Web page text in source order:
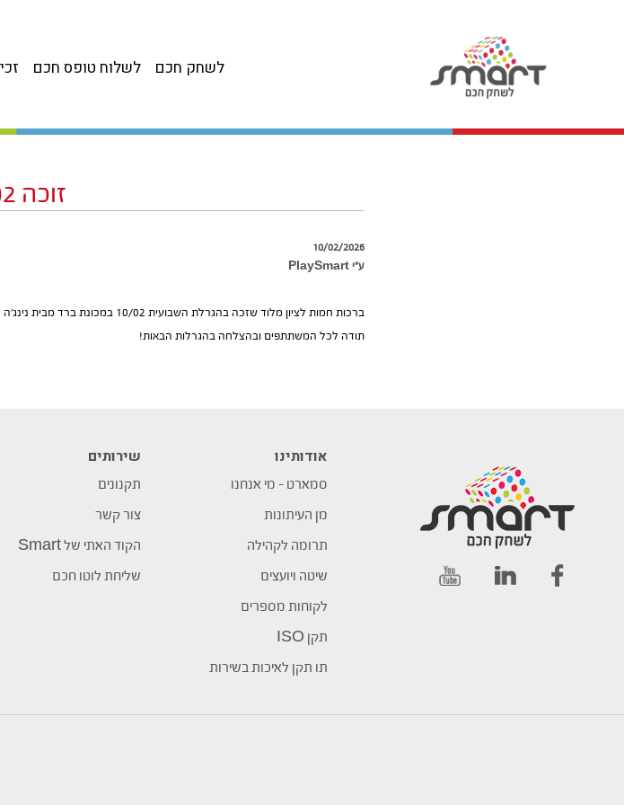
לשלוח טופס חכם לשחק חכם
זוכה 10/02
10/02/2026
ע״י PlaySmart
ברכות חמות לציון מלוד שזכה בהגרלת השבועית 10/02 במכונת ברד מבית נינג’ה !
תודה לכל המשתתפים ובהצלחה בהגרלות הבאות!
אודותינו
סמארט – מי אנחנו
מן העיתונות
תרומה לקהילה
שיטה ויועצים
לקוחות מספרים
תקן ISO
תו תקן לאיכות בשירות
שירותים
תקנונים
צור קשר
הקוד האתי של Smart
שליחת לוטו חכם